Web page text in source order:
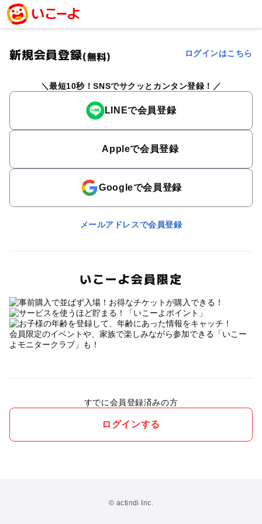
新規会員登録(無料) ログインはこちら
最短10秒！SNSでサクッとカンタン登録！
LINEで会員登録
Appleで会員登録
Googleで会員登録
メールアドレスで会員登録
いこーよ会員限定
会員限定のイベントや、家族で楽しみながら参加できる「いこー
よモニタークラブ」も！
すでに会員登録済みの方
ログインする
© actindi Inc.